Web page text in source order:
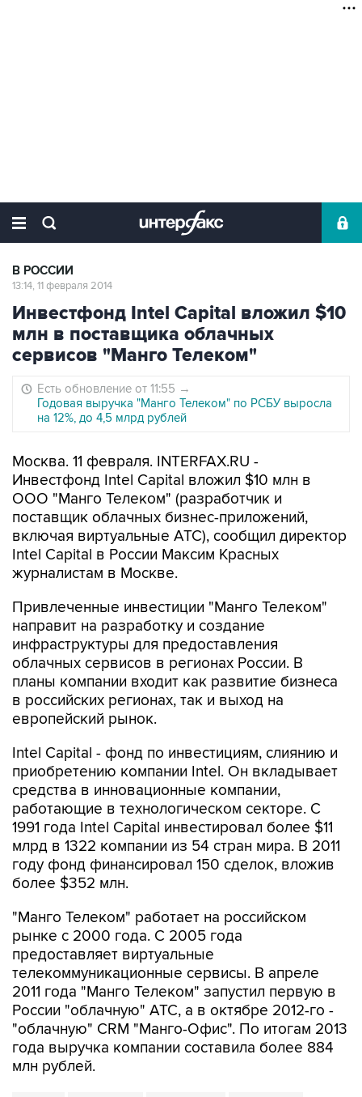
В РОССИИ
13:14, 11 февраля 2014
Инвестфонд Intel Capital вложил $10
млн в поставщика облачных
сервисов "Манго Телеком"
Есть обновление от 11:55 →
Годовая выручка "Манго Телеком" по РСБУ выросла
на 12%, до 4,5 млрд рублей
Москва. 11 февраля. INTERFAX.RU -
Инвестфонд Intel Capital вложил $10 млн в
ООО "Манго Телеком" (разработчик и
поставщик облачных бизнес-приложений,
включая виртуальные АТС), сообщил директор
Intel Capital в России Максим Красных
журналистам в Москве.
Привлеченные инвестиции "Манго Телеком"
направит на разработку и создание
инфраструктуры для предоставления
облачных сервисов в регионах России. В
планы компании входит как развитие бизнеса
в российских регионах, так и выход на
европейский рынок.
Intel Capital - фонд по инвестициям, слиянию и
приобретению компании Intel. Он вкладывает
средства в инновационные компании,
работающие в технологическом секторе. С
1991 года Intel Capital инвестировал более $11
млрд в 1322 компании из 54 стран мира. В 2011
году фонд финансировал 150 сделок, вложив
более $352 млн.
"Манго Телеком" работает на российском
рынке с 2000 года. С 2005 года
предоставляет виртуальные
телекоммуникационные сервисы. В апреле
2011 года "Манго Телеком" запустил первую в
России "облачную" АТС, а в октябре 2012-го -
"облачную" CRM "Манго-Офис". По итогам 2013
года выручка компании составила более 884
млн рублей.